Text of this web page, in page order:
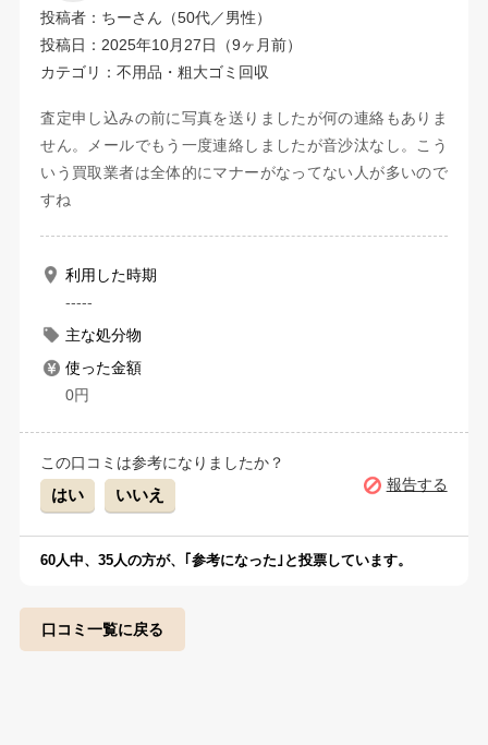
投稿者：ちーさん（50代／男性）
投稿日：2025年10月27日（9ヶ月前）
カテゴリ：不用品・粗大ゴミ回収
査定申し込みの前に写真を送りましたが何の連絡もありま
せん。メールでもう一度連絡しましたが音沙汰なし。こう
いう買取業者は全体的にマナーがなってない人が多いので
すね
利用した時期
-----
主な処分物
使った金額
0円
この口コミは参考になりましたか？
はい いいえ
報告する
60人中、35人の方が、｢参考になった｣と投票しています。
口コミ一覧に戻る